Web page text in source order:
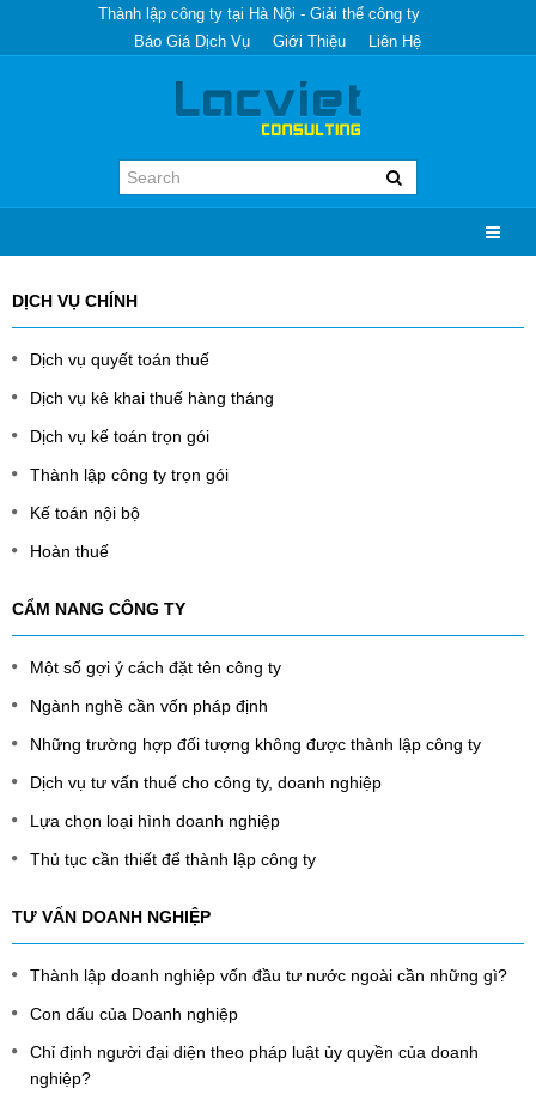
Thành lập công ty tại Hà Nội - Giải thể công ty
Báo Giá Dịch Vụ
Giới Thiệu Liên Hệ
DỊCH VỤ CHÍNH
Dịch vụ quyết toán thuế
Dịch vụ kê khai thuế hàng tháng
Dịch vụ kế toán trọn gói
Thành lập công ty trọn gói
Kế toán nội bộ
Hoàn thuế
CẨM NANG CÔNG TY
Một số gợi ý cách đặt tên công ty
Ngành nghề cần vốn pháp định
Những trường hợp đối tượng không được thành lập công ty
Dịch vụ tư vấn thuế cho công ty, doanh nghiệp
Lựa chọn loại hình doanh nghiệp
Thủ tục cần thiết để thành lập công ty
TƯ VẤN DOANH NGHIỆP
Thành lập doanh nghiệp vốn đầu tư nước ngoài cần những gì?
Con dấu của Doanh nghiệp
Chỉ định người đại diện theo pháp luật ủy quyền của doanh
nghiệp?